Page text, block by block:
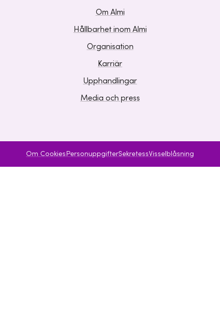
Om Almi
Hållbarhet inom Almi
Organisation
Karriär
Upphandlingar
Media och press
Om CookiesPersonuppgifterSekretessVisselblåsning